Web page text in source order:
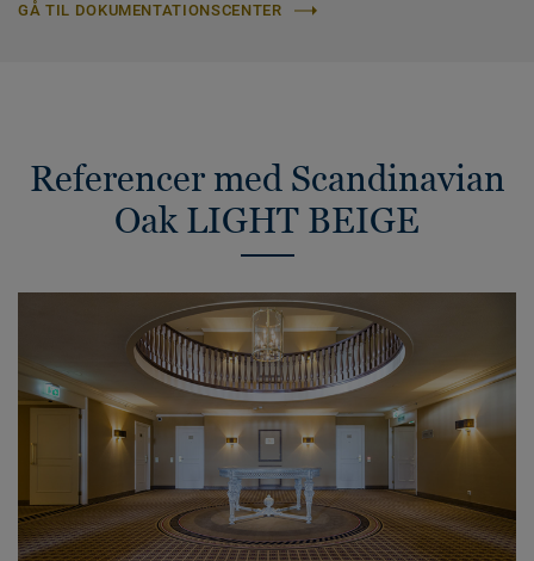
GÅ TIL DOKUMENTATIONSCENTER
Referencer med Scandinavian
Oak LIGHT BEIGE